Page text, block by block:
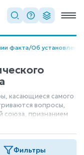
факта/Об
касающиеся самого
вопросы,
союза, признанием
а также
из этого
о том,
Фильтры